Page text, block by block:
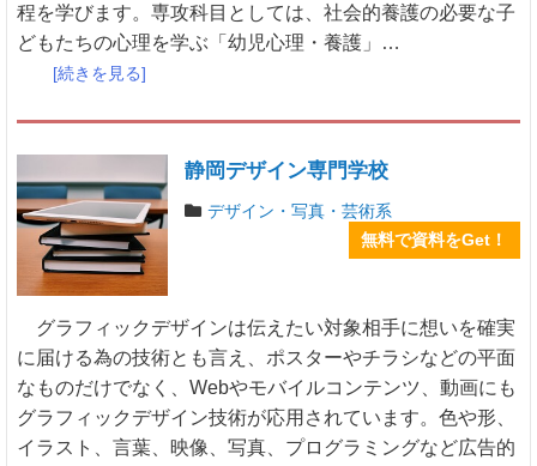
程を学びます。専攻科目としては、社会的養護の必要な子
どもたちの心理を学ぶ「幼児心理・養護」…
[続きを見る]
静岡デザイン専門学校
デザイン・写真・芸術系
無料で資料をGet！
グラフィックデザインは伝えたい対象相手に想いを確実
に届ける為の技術とも言え、ポスターやチラシなどの平面
なものだけでなく、Webやモバイルコンテンツ、動画にも
グラフィックデザイン技術が応用されています。色や形、
イラスト、言葉、映像、写真、プログラミングなど広告的